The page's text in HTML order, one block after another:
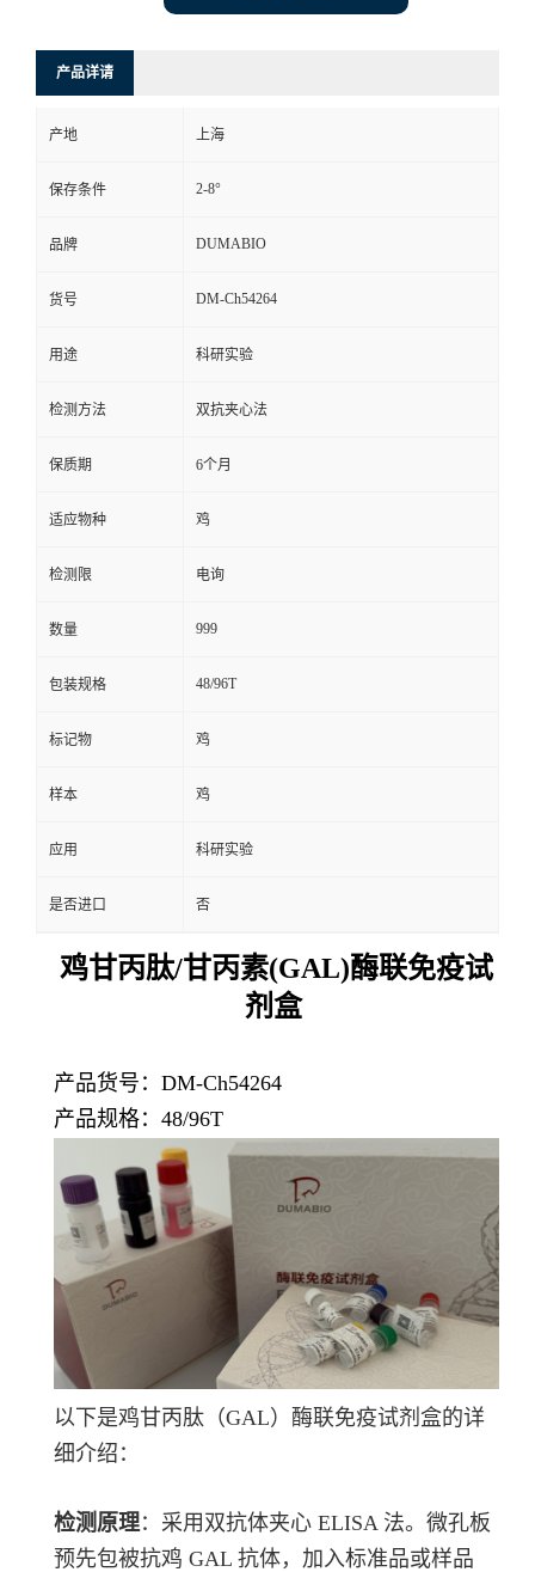
方
言
产品详请
产地 上海
保存条件 2-8°
品牌 DUMABIO
货号 DM-Ch54264
用途 科研实验
检测方法 双抗夹心法
保质期 6个月
适应物种 鸡
检测限 电询
数量 999
包装规格 48/96T
标记物 鸡
样本 鸡
应用 科研实验
是否进口 否
鸡甘丙肽/甘丙素(GAL)酶联免疫试
剂盒
产品货号：DM-Ch54264
产品规格：48/96T
以下是鸡甘丙肽（GAL）酶联免疫试剂盒的详
细介绍：
检测原理：采用双抗体夹心 ELISA 法。微孔板
预先包被抗鸡 GAL 抗体，加入标准品或样品